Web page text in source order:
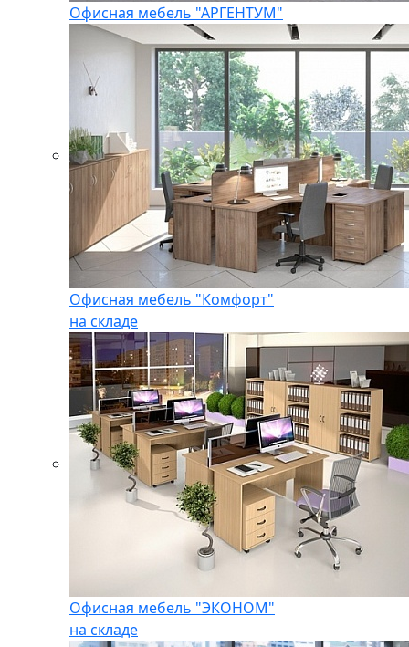
Офисная мебель "АРГЕНТУМ"
Офисная мебель "Комфорт"
на складе
Офисная мебель "ЭКОНОМ"
на складе